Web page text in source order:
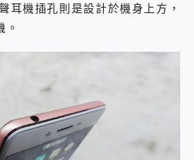
耳機插孔則是設計於機身上方，
。